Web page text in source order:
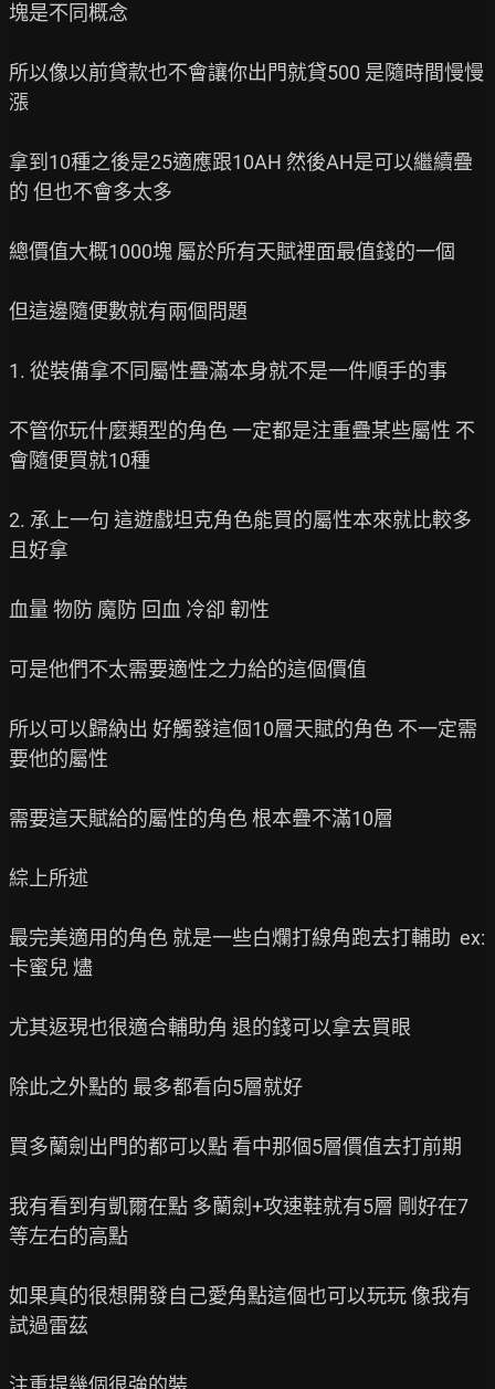
塊是不同概念
所以像以前貸款也不會讓你出門就貸500 是隨時間慢慢
漲
拿到10種之後是25適應跟10AH 然後AH是可以繼續疊
的 但也不會多太多
總價值大概1000塊 屬於所有天賦裡面最值錢的一個
但這邊隨便數就有兩個問題
1. 從裝備拿不同屬性疊滿本身就不是一件順手的事
不管你玩什麼類型的角色 一定都是注重疊某些屬性 不
會隨便買就10種
2. 承上一句 這遊戲坦克角色能買的屬性本來就比較多
且好拿
血量 物防 魔防 回血 冷卻 韌性
可是他們不太需要適性之力給的這個價值
所以可以歸納出 好觸發這個10層天賦的角色 不一定需
要他的屬性
需要這天賦給的屬性的角色 根本疊不滿10層
綜上所述
最完美適用的角色 就是一些白爛打線角跑去打輔助  ex:
卡蜜兒 燼
尤其返現也很適合輔助角 退的錢可以拿去買眼
除此之外點的 最多都看向5層就好
買多蘭劍出門的都可以點 看中那個5層價值去打前期
我有看到有凱爾在點 多蘭劍+攻速鞋就有5層 剛好在7
等左右的高點
如果真的很想開發自己愛角點這個也可以玩玩 像我有
試過雷茲